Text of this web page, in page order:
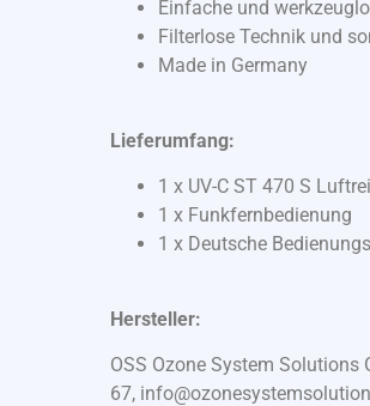
Einfache und
Filterlose Technik und
Made in Germany
Lieferumfang:
1 x UV-C ST 470 S
1 x Funkfernbedienung
1 x Deutsche
Hersteller:
OSS Ozone System Solutions
67,